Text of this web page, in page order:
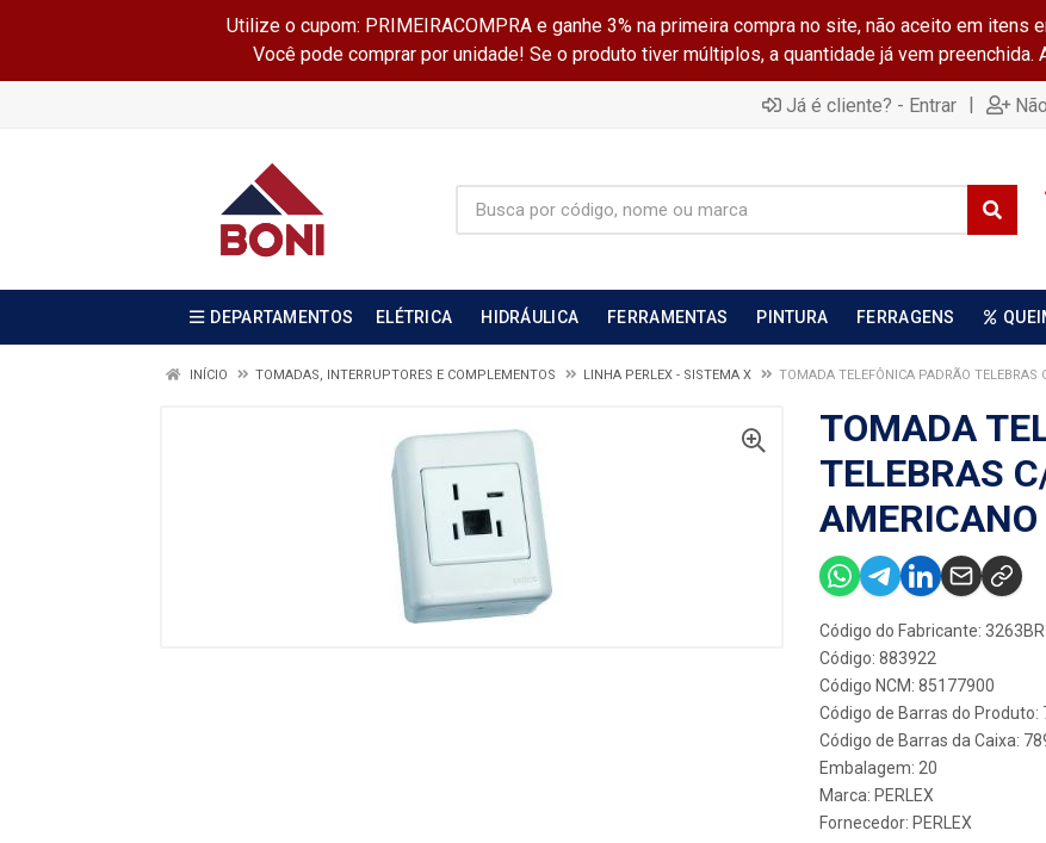
Utilize o cupom: PRIMEIRACOMPRA e ganhe 3% na primeira compra no site, não aceito em itens
Você pode comprar por unidade! Se o produto tiver múltiplos, a quantidade já vem preenchida.
Já é cliente? - Entrar |
DEPARTAMENTOS ELÉTRICA HIDRÁULICA FERRAMENTAS PINTURA FERRAGENS
INÍCIO TOMADAS, INTERRUPTORES E COMPLEMENTOS LINHA PERLEX - SISTEMA X TOMADA TELEFÔNICA PADRÃO
TOMADA
TELEBRAS
Código do Fabricante: 3263BR
Código: 883922
Código NCM: 85177900
Código de Barras do Produto:
Código de Barras da Caixa:
Embalagem: 20
Marca: PERLEX
Fornecedor: PERLEX